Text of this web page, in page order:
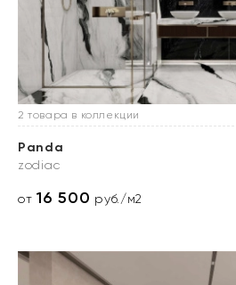
2 товара в коллекции
Panda
zodiac
от16 500 руб./м2